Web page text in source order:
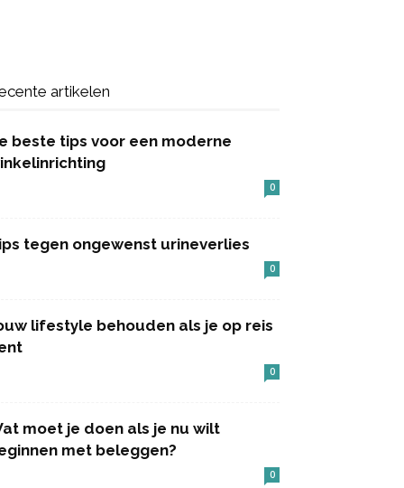
artikelen
beste tips voor een moderne
0
tegen ongewenst urineverlies
0
lifestyle behouden als je op reis
0
moet je doen als je nu wilt
met beleggen?
0